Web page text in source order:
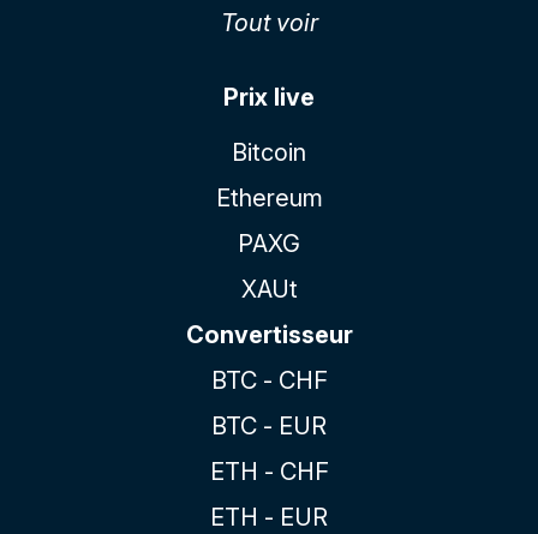
Tout voir
Prix live
Bitcoin
Ethereum
PAXG
XAUt
Convertisseur
BTC - CHF
BTC - EUR
ETH - CHF
ETH - EUR